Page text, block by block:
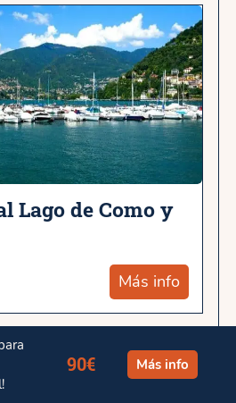
90€ Más info
Lago de Como y
Más info